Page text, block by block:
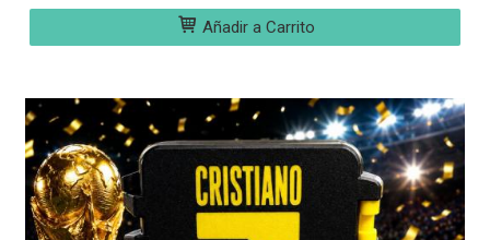
Añadir a Carrito